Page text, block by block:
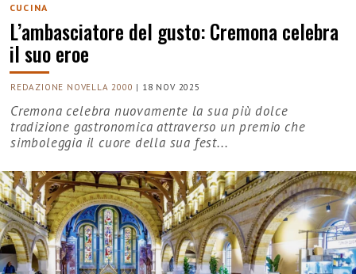
CUCINA
L’ambasciatore del gusto: Cremona celebra
il suo eroe
REDAZIONE NOVELLA 2000 | 18 NOV 2025
Cremona celebra nuovamente la sua più dolce
tradizione gastronomica attraverso un premio che
simboleggia il cuore della sua fest...